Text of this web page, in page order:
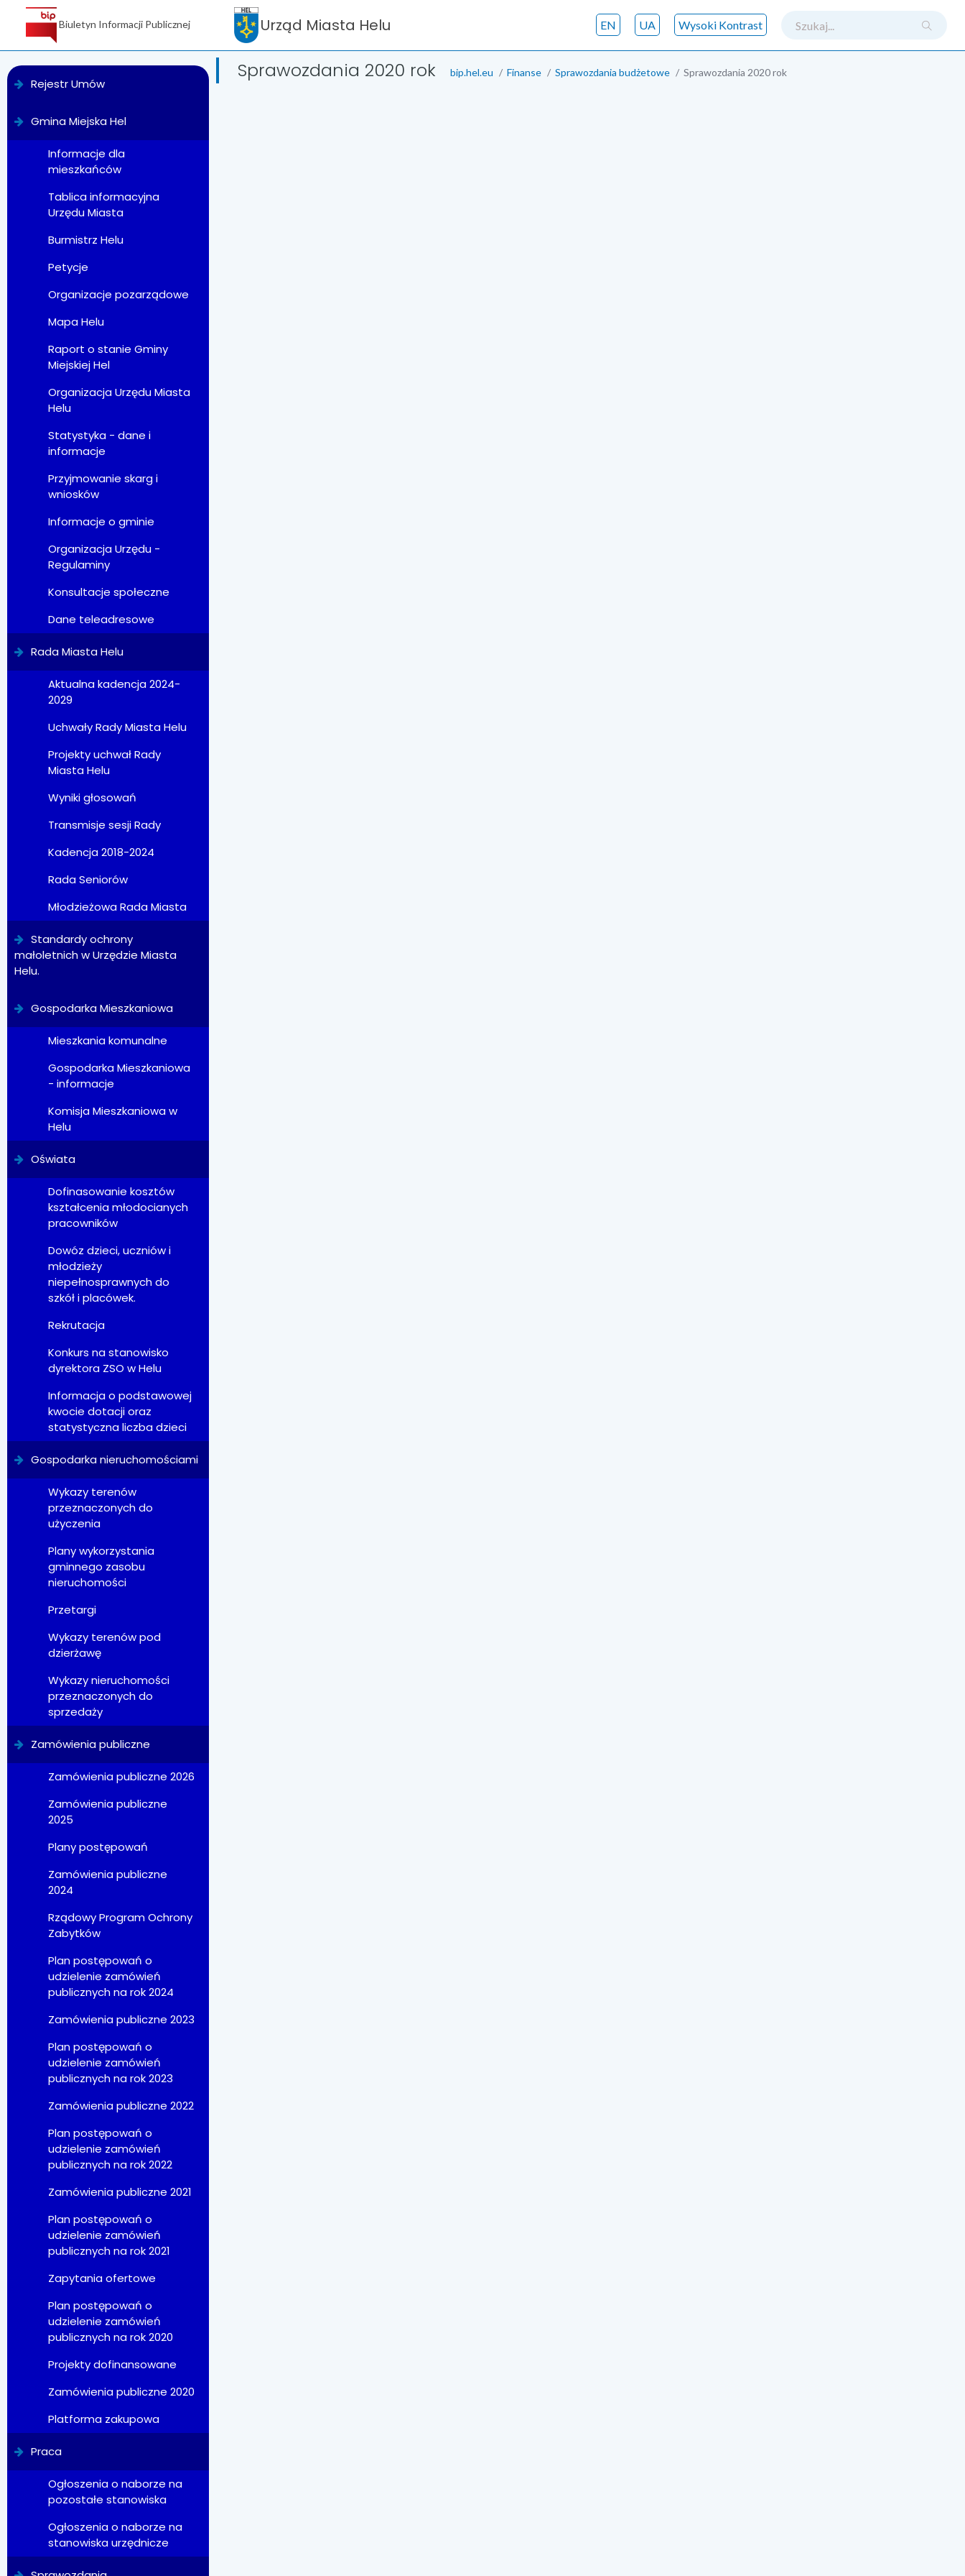
Biuletyn Informacji Publicznej
Rejestr Umów
Gmina Miejska Hel
Informacje dla
mieszkańców
Tablica informacyjna
Urzędu Miasta
Burmistrz Helu
Petycje
Organizacje pozarządowe
Mapa Helu
Raport o stanie Gminy
Miejskiej Hel
Organizacja Urzędu Miasta
Helu
Statystyka - dane i
informacje
Przyjmowanie skarg i
wniosków
Informacje o gminie
Organizacja Urzędu -
Regulaminy
Konsultacje społeczne
Dane teleadresowe
Rada Miasta Helu
Aktualna kadencja 2024-
2029
Uchwały Rady Miasta Helu
Projekty uchwał Rady
Miasta Helu
Wyniki głosowań
Transmisje sesji Rady
Kadencja 2018-2024
Rada Seniorów
Młodzieżowa Rada Miasta
Standardy ochrony
małoletnich w Urzędzie Miasta
Helu.
Gospodarka Mieszkaniowa
Mieszkania komunalne
Gospodarka Mieszkaniowa
- informacje
Komisja Mieszkaniowa w
Helu
Oświata
Dofinasowanie kosztów
kształcenia młodocianych
pracowników
Dowóz dzieci, uczniów i
młodzieży
niepełnosprawnych do
szkół i placówek.
Rekrutacja
Konkurs na stanowisko
dyrektora ZSO w Helu
Informacja o podstawowej
kwocie dotacji oraz
statystyczna liczba dzieci
Gospodarka nieruchomościami
Wykazy terenów
przeznaczonych do
użyczenia
Plany wykorzystania
gminnego zasobu
nieruchomości
Przetargi
Wykazy terenów pod
dzierżawę
Wykazy nieruchomości
przeznaczonych do
sprzedaży
Zamówienia publiczne
Zamówienia publiczne 2026
Zamówienia publiczne
2025
Plany postępowań
Zamówienia publiczne
2024
Rządowy Program Ochrony
Zabytków
Plan postępowań o
udzielenie zamówień
publicznych na rok 2024
Zamówienia publiczne 2023
Plan postępowań o
udzielenie zamówień
publicznych na rok 2023
Zamówienia publiczne 2022
Plan postępowań o
udzielenie zamówień
publicznych na rok 2022
Zamówienia publiczne 2021
Plan postępowań o
udzielenie zamówień
publicznych na rok 2021
Zapytania ofertowe
Plan postępowań o
udzielenie zamówień
publicznych na rok 2020
Projekty dofinansowane
Zamówienia publiczne 2020
Platforma zakupowa
Praca
Ogłoszenia o naborze na
pozostałe stanowiska
Ogłoszenia o naborze na
stanowiska urzędnicze
Urząd Miasta Helu Wysoki Kontrast
UA
EN
Sprawozdania 2020 rok bip.hel.eu Finanse Sprawozdania budżetowe Sprawozdania 2020 rok